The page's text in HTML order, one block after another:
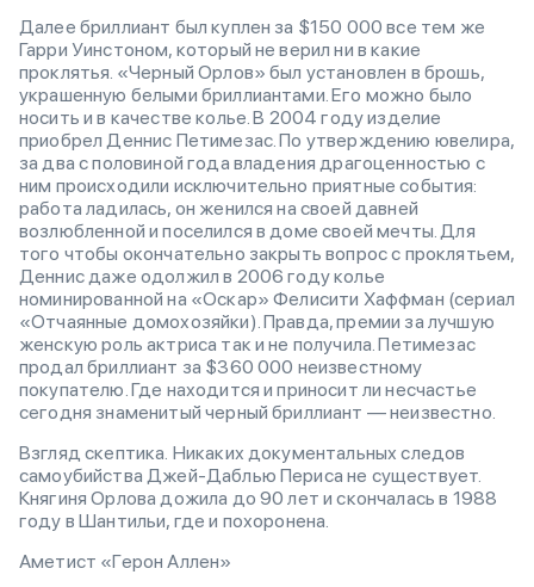
Далее бриллиант был куплен за $150 000 все тем же
Гарри Уинстоном, который не верил ни в какие
проклятья. «Черный Орлов» был установлен в брошь,
украшенную белыми бриллиантами. Его можно было
носить и в качестве колье. В 2004 году изделие
приобрел Деннис Петимезас. По утверждению ювелира,
за два с половиной года владения драгоценностью с
ним происходили исключительно приятные события:
работа ладилась, он женился на своей давней
возлюбленной и поселился в доме своей мечты. Для
того чтобы окончательно закрыть вопрос с проклятьем,
Деннис даже одолжил в 2006 году колье
номинированной на «Оскар» Фелисити Хаффман (сериал
«Отчаянные домохозяйки). Правда, премии за лучшую
женскую роль актриса так и не получила. Петимезас
продал бриллиант за $360 000 неизвестному
покупателю. Где находится и приносит ли несчастье
сегодня знаменитый черный бриллиант — неизвестно.
Взгляд скептика. Никаких документальных следов
самоубийства Джей-Даблью Периса не существует.
Княгиня Орлова дожила до 90 лет и скончалась в 1988
году в Шантильи, где и похоронена.
Аметист «Герон Аллен»